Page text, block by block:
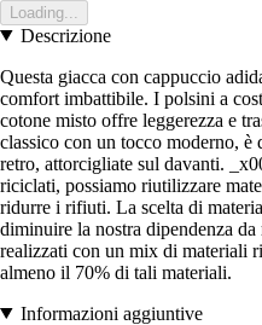
Loading...
Descrizione
Questa giacca con cappuccio
comfort imbattibile. I polsini a
cotone misto offre leggerezza e
classico con un tocco moderno, è
retro, attorcigliate sul davanti.
riciclati, possiamo riutilizzare
ridurre i rifiuti. La scelta di
diminuire la nostra dipendenza
realizzati con un mix di materiali
almeno il 70% di tali materiali.
Informazioni aggiuntive